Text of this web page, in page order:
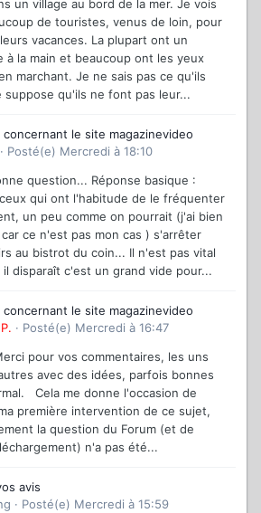
un village au bord de la mer. Je vois
de touristes, venus de loin, pour
vacances. La plupart ont un
à la main et beaucoup ont les yeux
marchant. Je ne sais pas ce qu'ils
suppose qu'ils ne font pas leur...
concernant le site magazinevideo
· Posté(e) Mercredi à 18:10
question... Réponse basique :
qui ont l'habitude de le fréquenter
un peu comme on pourrait (j'ai bien
ce n'est pas mon cas ) s'arrêter
au bistrot du coin... Il n'est pas vital
il disparaît c'est un grand vide pour...
concernant le site magazinevideo
· Posté(e) Mercredi à 16:47
pour vos commentaires, les uns
avec des idées, parfois bonnes
Cela me donne l'occasion de
première intervention de ce sujet,
la question du Forum (et de
n'a pas été...
avis
· Posté(e) Mercredi à 15:59